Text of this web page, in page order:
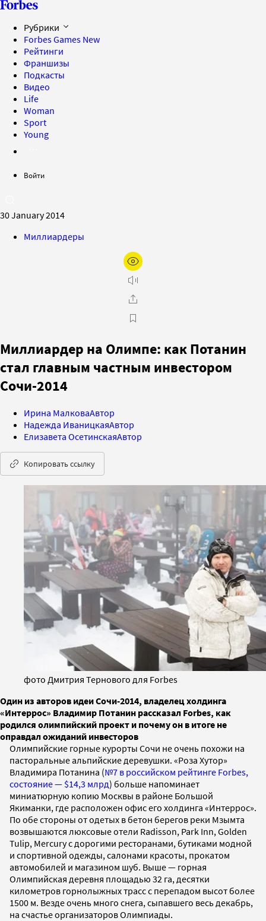
Рубрики
Forbes Games New
Рейтинги
Франшизы
Подкасты
Видео
Life
Woman
Sport
Young
Войти
30 January 2014
Миллиардеры
Миллиардер на Олимпе: как Потанин
стал главным частным инвестором
Сочи-2014
Ирина МалковаАвтор
Надежда ИваницкаяАвтор
Елизавета ОсетинскаяАвтор
Копировать ссылку
фото Дмитрия Тернового для Forbes
Один из авторов идеи Сочи-2014, владелец холдинга
«Интеррос» Владимир Потанин рассказал Forbes, как
родился олимпийский проект и почему он в итоге не
оправдал ожиданий инвесторов
Олимпийские горные курорты Сочи не очень похожи на
пасторальные альпийские деревушки. «Роза Хутор»
Владимира Потанина (№7 в российском рейтинге Forbes,
состояние — $14,3 млрд) больше напоминает
миниатюрную копию Москвы в районе Большой
Якиманки, где расположен офис его холдинга «Интеррос».
По обе стороны от одетых в бетон берегов реки Мзымта
возвышаются люксовые отели Radisson, Park Inn, Golden
Tulip, Mercury c дорогими ресторанами, бутиками модной
и спортивной одежды, салонами красоты, прокатом
автомобилей и магазином шуб. Выше — горная
Олимпийская деревня площадью 32 га, десятки
километров горнолыжных трасс с перепадом высот более
1500 м. Везде очень много снега, сыпавшего весь декабрь,
на счастье организаторов Олимпиады.